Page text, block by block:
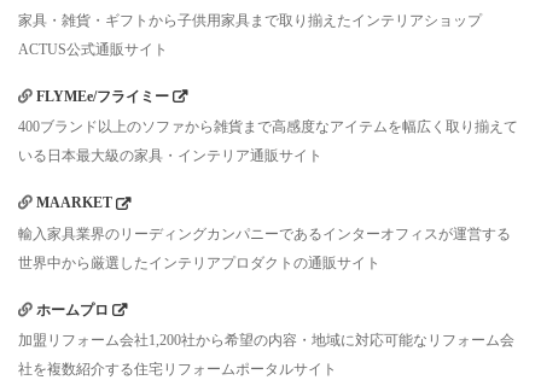
家具・雑貨・ギフトから子供用家具まで取り揃えたインテリアショップ
ACTUS公式通販サイト
FLYMEe/フライミー
400ブランド以上のソファから雑貨まで高感度なアイテムを幅広く取り揃えて
いる日本最大級の家具・インテリア通販サイト
MAARKET
輸入家具業界のリーディングカンパニーであるインターオフィスが運営する
世界中から厳選したインテリアプロダクトの通販サイト
ホームプロ
加盟リフォーム会社1,200社から希望の内容・地域に対応可能なリフォーム会
社を複数紹介する住宅リフォームポータルサイト